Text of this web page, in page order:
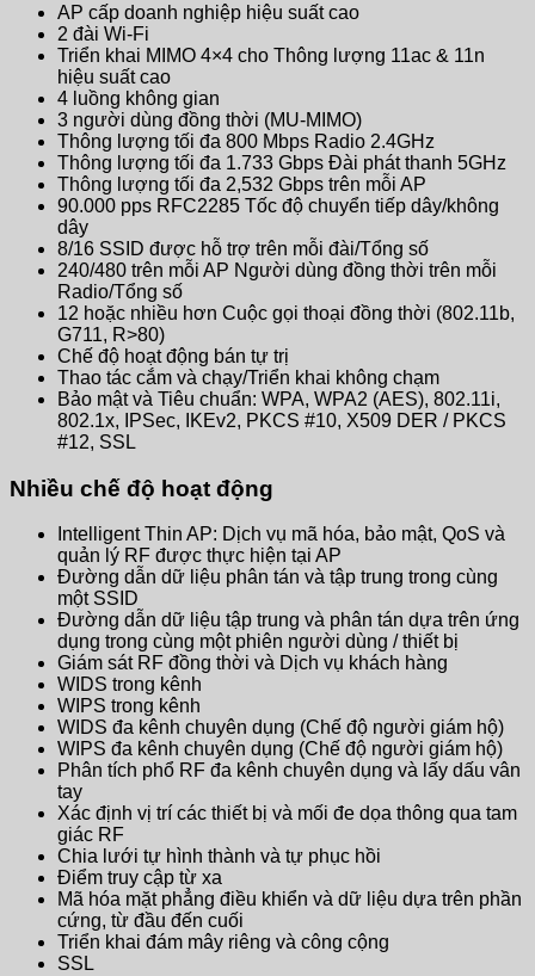
AP cấp doanh nghiệp hiệu suất cao
2 đài Wi-Fi
Triển khai MIMO 4×4 cho Thông lượng 11ac & 11n
hiệu suất cao
4 luồng không gian
3 người dùng đồng thời (MU-MIMO)
Thông lượng tối đa 800 Mbps Radio 2.4GHz
Thông lượng tối đa 1.733 Gbps Đài phát thanh 5GHz
Thông lượng tối đa 2,532 Gbps trên mỗi AP
90.000 pps RFC2285 Tốc độ chuyển tiếp dây/không
dây
8/16 SSID được hỗ trợ trên mỗi đài/Tổng số
240/480 trên mỗi AP Người dùng đồng thời trên mỗi
Radio/Tổng số
12 hoặc nhiều hơn Cuộc gọi thoại đồng thời (802.11b,
G711, R>80)
Chế độ hoạt động bán tự trị
Thao tác cắm và chạy/Triển khai không chạm
Bảo mật và Tiêu chuẩn: WPA, WPA2 (AES), 802.11i,
802.1x, IPSec, IKEv2, PKCS #10, X509 DER / PKCS
#12, SSL
Nhiều chế độ hoạt động
Intelligent Thin AP: Dịch vụ mã hóa, bảo mật, QoS và
quản lý RF được thực hiện tại AP
Đường dẫn dữ liệu phân tán và tập trung trong cùng
một SSID
Đường dẫn dữ liệu tập trung và phân tán dựa trên ứng
dụng trong cùng một phiên người dùng / thiết bị
Giám sát RF đồng thời và Dịch vụ khách hàng
WIDS trong kênh
WIPS trong kênh
WIDS đa kênh chuyên dụng (Chế độ người giám hộ)
WIPS đa kênh chuyên dụng (Chế độ người giám hộ)
Phân tích phổ RF đa kênh chuyên dụng và lấy dấu vân
tay
Xác định vị trí các thiết bị và mối đe dọa thông qua tam
giác RF
Chia lưới tự hình thành và tự phục hồi
Điểm truy cập từ xa
Mã hóa mặt phẳng điều khiển và dữ liệu dựa trên phần
cứng, từ đầu đến cuối
Triển khai đám mây riêng và công cộng
SSL